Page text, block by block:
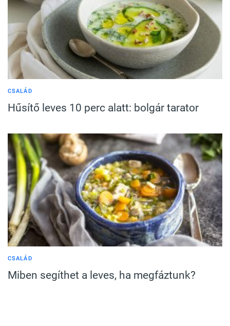
CSALÁD
Hűsítő leves 10 perc alatt: bolgár tarator
CSALÁD
Miben segíthet a leves, ha megfáztunk?